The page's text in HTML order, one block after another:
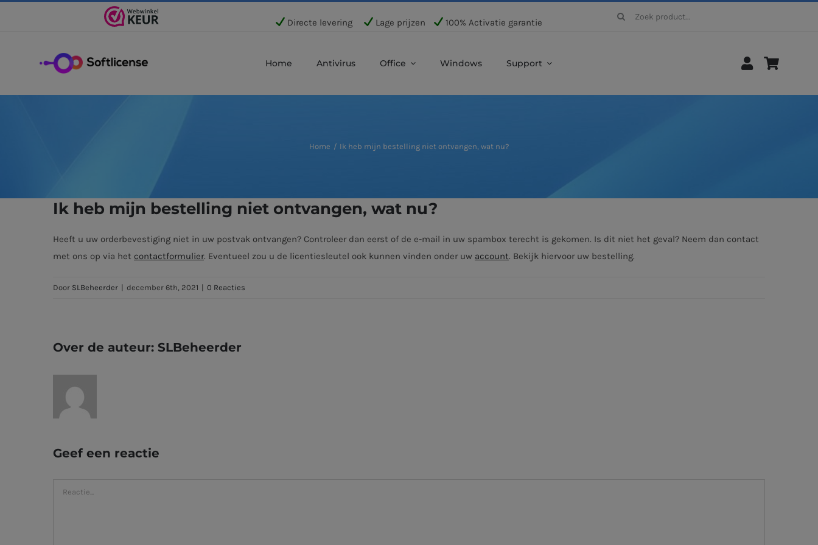
Directe levering Lage prijzen 100% Activatie garantie
Zoeken
Home Antivirus Office Windows Support
Home Ik heb mijn bestelling niet ontvangen, wat nu?
Ik heb mijn bestelling niet ontvangen, wat nu?
Heeft u uw orderbevestiging niet in uw postvak ontvangen? Controleer dan eerst of de e-mail in uw spambox terecht is gekomen. Is dit niet het geval? Neem dan contact
met ons op via het contactformulier. Eventueel zou u de licentiesleutel ook kunnen vinden onder uw account. Bekijk hiervoor uw bestelling.
Door SLBeheerder december 6th, 2021 0 Reacties
Over de auteur: SLBeheerder
Geef een reactie
Reactie